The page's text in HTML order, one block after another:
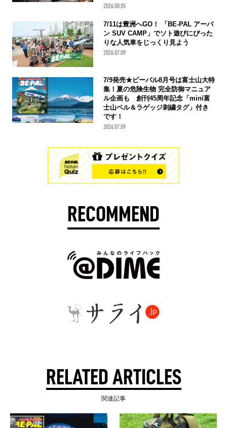
2026.08.05
7/11は豊洲へGO！ 「BE-PAL アーバ
ン SUV CAMP」でソト遊びにぴった
りな人気車をじっくり見よう
2026.07.09
7/9発売★ビーパル8月号は富士山大特
集！夏の危険生物 完全防御マニュア
ル企画も 創刊45周年記念「mini富
士山ベル＆ラゲッジ刺繍タグ」付き
です！
2026.07.09
RECOMMEND
RELATED ARTICLES
関連記事